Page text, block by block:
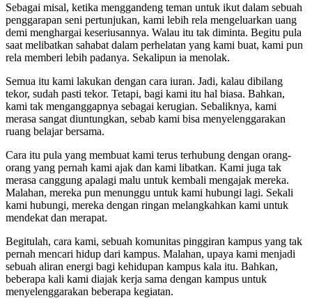
Sebagai misal, ketika menggandeng teman untuk ikut dalam sebuah
penggarapan seni pertunjukan, kami lebih rela mengeluarkan uang
demi menghargai keseriusannya. Walau itu tak diminta. Begitu pula
saat melibatkan sahabat dalam perhelatan yang kami buat, kami pun
rela memberi lebih padanya. Sekalipun ia menolak.
Semua itu kami lakukan dengan cara iuran. Jadi, kalau dibilang
tekor, sudah pasti tekor. Tetapi, bagi kami itu hal biasa. Bahkan,
kami tak menganggapnya sebagai kerugian. Sebaliknya, kami
merasa sangat diuntungkan, sebab kami bisa menyelenggarakan
ruang belajar bersama.
Cara itu pula yang membuat kami terus terhubung dengan orang-
orang yang pernah kami ajak dan kami libatkan. Kami juga tak
merasa canggung apalagi malu untuk kembali mengajak mereka.
Malahan, mereka pun menunggu untuk kami hubungi lagi. Sekali
kami hubungi, mereka dengan ringan melangkahkan kami untuk
mendekat dan merapat.
Begitulah, cara kami, sebuah komunitas pinggiran kampus yang tak
pernah mencari hidup dari kampus. Malahan, upaya kami menjadi
sebuah aliran energi bagi kehidupan kampus kala itu. Bahkan,
beberapa kali kami diajak kerja sama dengan kampus untuk
menyelenggarakan beberapa kegiatan.